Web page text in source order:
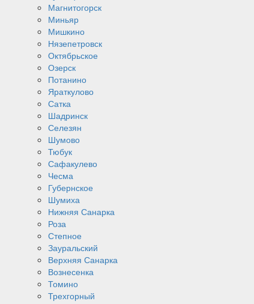
Магнитогорск
Миньяр
Мишкино
Нязепетровск
Октябрьское
Озерск
Потанино
Яраткулово
Сатка
Шадринск
Селезян
Шумово
Тюбук
Сафакулево
Чесма
Губернское
Шумиха
Нижняя Санарка
Роза
Степное
Зауральский
Верхняя Санарка
Вознесенка
Томино
Трехгорный